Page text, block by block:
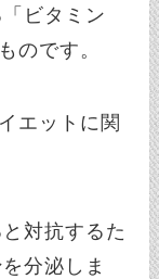
ビタミン
のです。
エットに関
対抗するた
分泌しま